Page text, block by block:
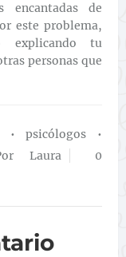
encantadas de
este problema,
explicando tu
personas que
•psicólogos •
Laura
0